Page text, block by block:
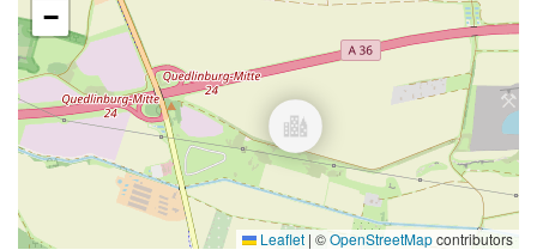
−
Leaflet | ©OpenStreetMapcontributors